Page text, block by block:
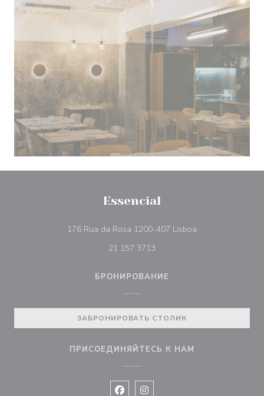
Essencial
176 Rua da Rosa 1200-407 Lisboa
21 157 3713
БРОНИРОВАНИЕ
ЗАБРОНИРОВАТЬ СТОЛИК
ПРИСОЕДИНЯЙТЕСЬ К НАМ